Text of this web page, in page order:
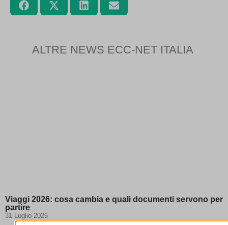
ALTRE NEWS ECC-NET ITALIA
Viaggi 2026: cosa cambia e quali documenti servono per
partire
31 Luglio 2026